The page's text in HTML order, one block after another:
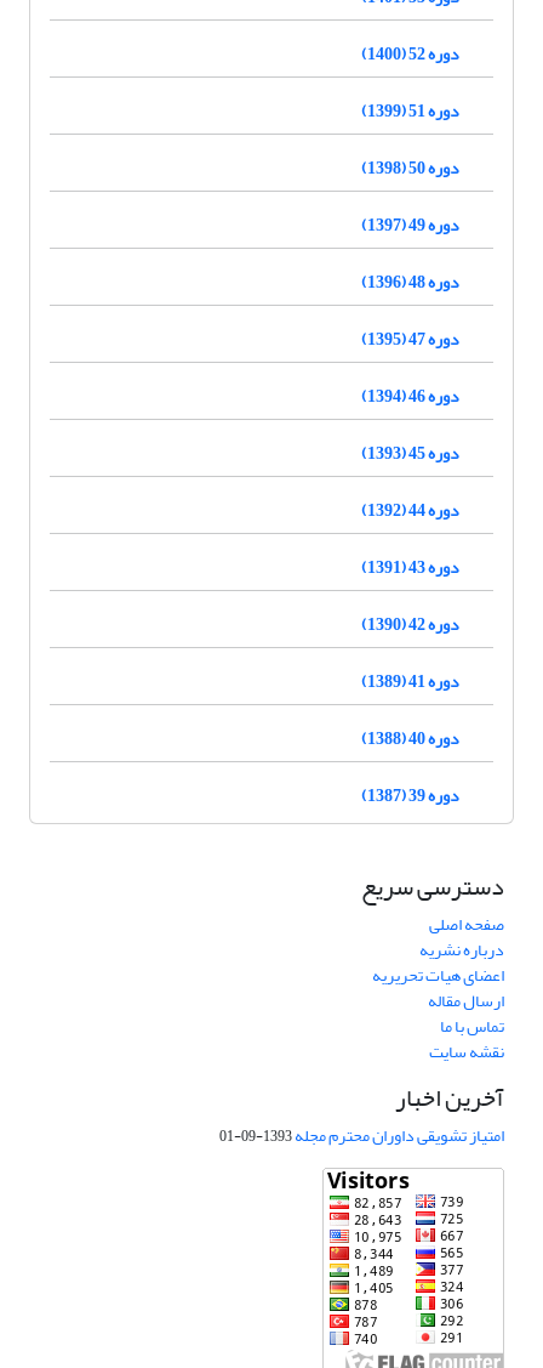
دوره 52 (1400)
دوره 51 (1399)
دوره 50 (1398)
دوره 49 (1397)
دوره 48 (1396)
دوره 47 (1395)
دوره 46 (1394)
دوره 45 (1393)
دوره 44 (1392)
دوره 43 (1391)
دوره 42 (1390)
دوره 41 (1389)
دوره 40 (1388)
دوره 39 (1387)
دسترسی سریع
صفحه اصلی
درباره نشریه
اعضای هیات تحریریه
ارسال مقاله
تماس با ما
نقشه سایت
آخرین اخبار
امتیاز تشویقی داوران محترم مجله1393-09-01